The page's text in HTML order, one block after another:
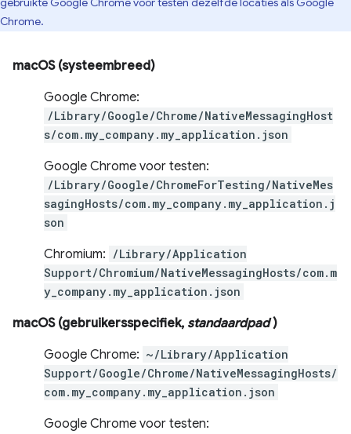
Chrome.
macOS (systeembreed)
Google Chrome:
/Library/Google/Chrome/NativeMessagingHost
s/com.my_company.my_application.json
Google Chrome voor testen:
/Library/Google/ChromeForTesting/NativeMes
sagingHosts/com.my_company.my_application.j
son
Chromium: /Library/Application
Support/Chromium/NativeMessagingHosts/com.m
y_company.my_application.json
macOS (gebruikersspecifiek, standaardpad)
Google Chrome: ~/Library/Application
Support/Google/Chrome/NativeMessagingHosts/
com.my_company.my_application.json
Google Chrome voor testen: